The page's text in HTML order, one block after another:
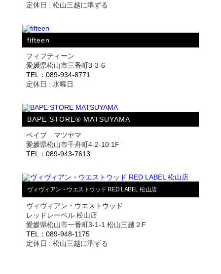
定休日 : 松山三越に準ずる
fifteen
フィフティーン
愛媛県松山市三番町3-3-6
TEL：089-934-8771
定休日 : 水曜日
BAPE STORE® MATSUYAMA
ベイプ マツヤマ
愛媛県松山市千舟町4-2-10 1F
TEL：089-943-7613
ヴィヴィアン・ウエストウッド RED LABEL 松山店
ヴィヴィアン・ウエストウッド
レッドレーベル 松山店
愛媛県松山市一番町3-1-1 松山三越２F
TEL：089-948-1175
定休日 : 松山三越に準ずる